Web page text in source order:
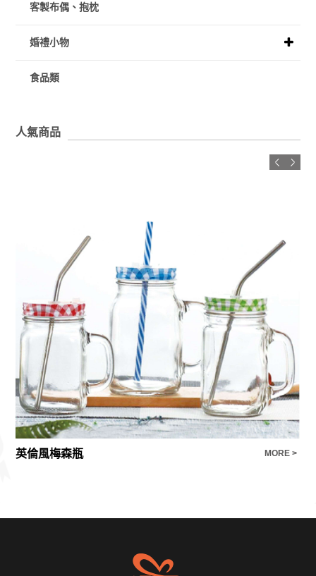
客製布偶、抱枕
婚禮小物
食品類
人氣商品
英倫風梅森瓶 MORE >